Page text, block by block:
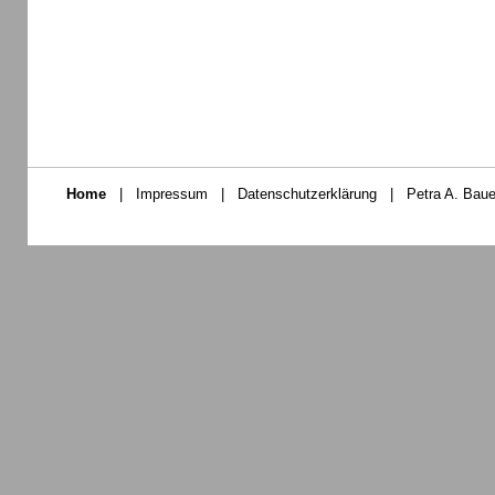
Home | Impressum | Datenschutzerklärung | Petra A.